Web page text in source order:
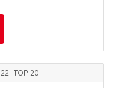
TOP 20